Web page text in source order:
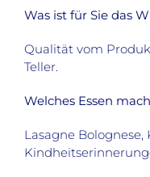
Was ist für Sie das
Qualität vom
Teller.
Welches Essen
Lasagne